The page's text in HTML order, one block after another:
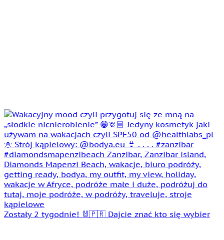
Zostały 2 tygodnie! 🐰🇵🇷 Dajcie znać kto się wybier